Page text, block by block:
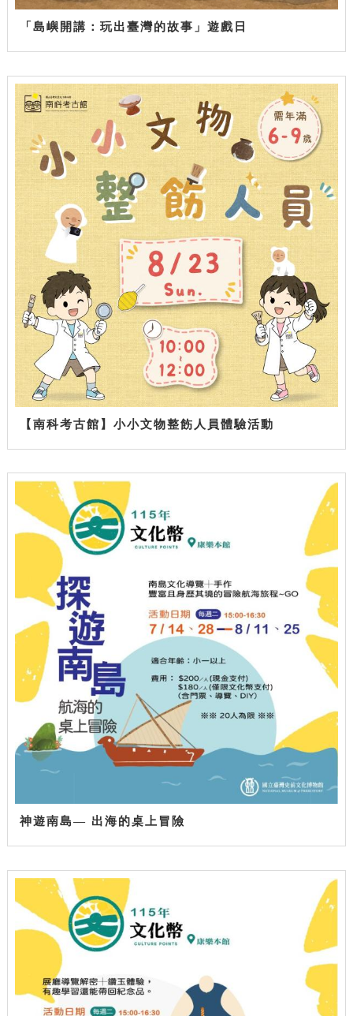
「島嶼開講：玩出臺灣的故事」遊戲日
【南科考古館】小小文物整飭人員體驗活動
神遊南島— 出海的桌上冒險